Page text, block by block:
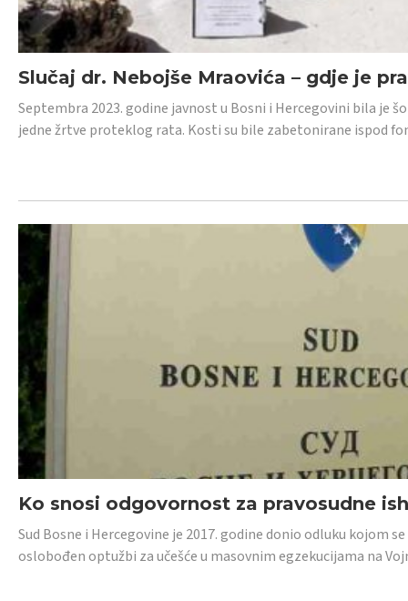
Slučaj dr. Nebojše Mraovića – gdje je
Septembra 2023. godine javnost u Bosni i Hercegovini bila je
jedne žrtve proteklog rata. Kosti su bile zabetonirane ispod
Ko snosi odgovornost za pravosudne
Sud Bosne i Hercegovine je 2017. godine donio odluku kojom
oslobođen optužbi za učešće u masovnim egzekucijama na